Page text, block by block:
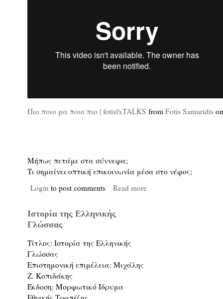
Πιο ποιο μα ποιο πιο | fotisfxTALKS from Fotis Samaridis
Μήπως πετάμε στα σύννεφα;
Τι σημαίνει οπτική επικοινωνία μέσα στο νέφος;
Login to post comments Read more
Ιστορία της Ελληνικής
Γλώσσας
Τίτλος: Ιστορία της Ελληνικής
Γλώσσας
Επιστημονική επιμέλεια: Μιχάλης
Ζ. Κοπιδάκης
Έκδοση: Μορφωτικό Ίδρυμα